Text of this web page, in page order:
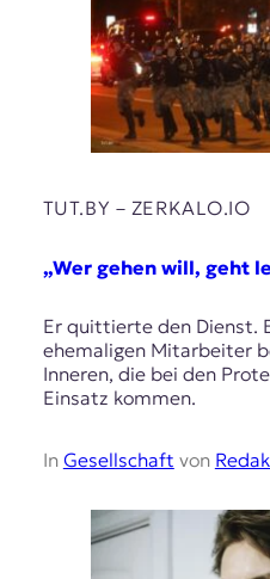
TUT.BY – ZERKALO.IO
„Wer gehen will, geht
Er quittierte den Dienst.
ehemaligen Mitarbeiter
Inneren, die bei den
Einsatz kommen.
In Gesellschaft von